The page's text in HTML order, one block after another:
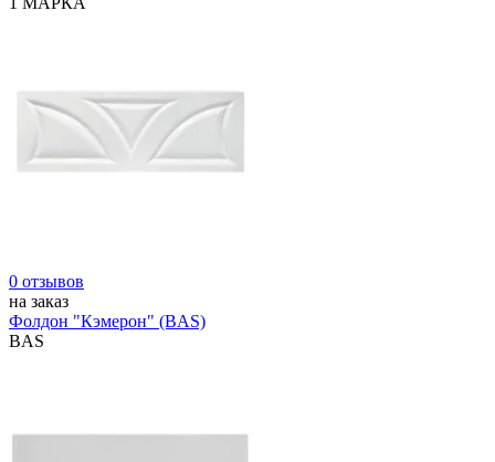
0 отзывов
на заказ
Фолдон "Кэмерон" (BAS)
BAS